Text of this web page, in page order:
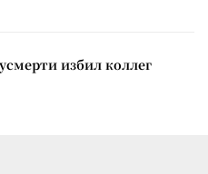
избил коллег